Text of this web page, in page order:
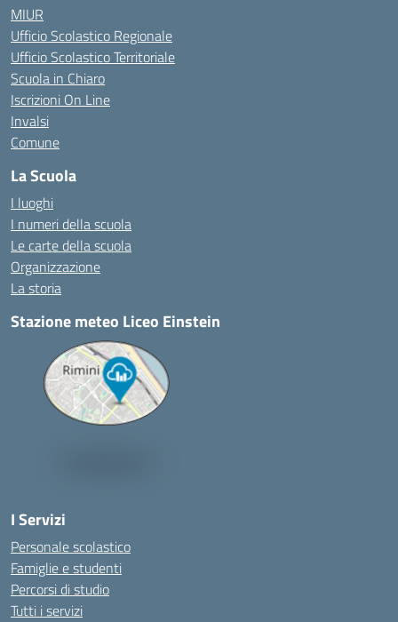
MIUR
Ufficio Scolastico Regionale
Ufficio Scolastico Territoriale
Scuola in Chiaro
Iscrizioni On Line
Invalsi
Comune
La Scuola
I luoghi
I numeri della scuola
Le carte della scuola
Organizzazione
La storia
Stazione meteo Liceo Einstein
I Servizi
Personale scolastico
Famiglie e studenti
Percorsi di studio
Tutti i servizi